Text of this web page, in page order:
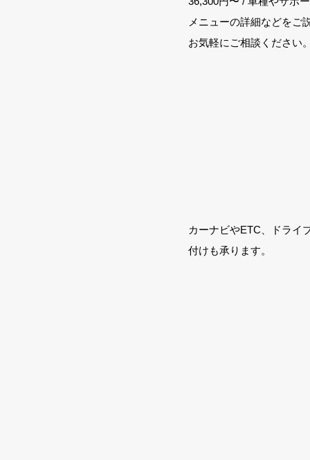
メニューの詳細などをご
お気軽にご相談ください
カーナビやETC、ドライ
付けも承ります。